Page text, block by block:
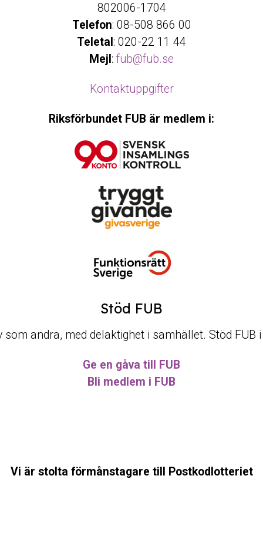
802006-1704
Telefon: 08-508 866 00
Teletal: 020-22 11 44
Mejl: fub@fub.se
Kontaktuppgifter
Riksförbundet FUB är medlem i:
Stöd FUB
som andra, med delaktighet i samhället. Stöd FUB
Ge en gåva till FUB
Bli medlem i FUB
Vi är stolta förmånstagare till Postkodlotteriet